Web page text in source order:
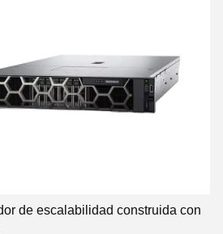
de escalabilidad construida con